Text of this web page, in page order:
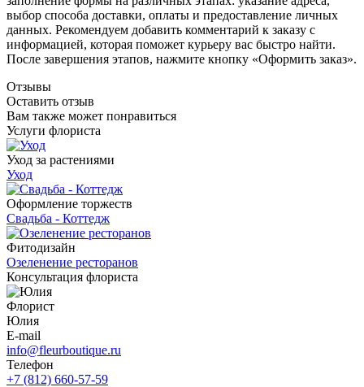
выбор способа доставки, оплаты и предоставление личных
данных. Рекомендуем добавить комментарий к заказу с
информацией, которая поможет курьеру вас быстро найти.
После завершения этапов, нажмите кнопку «Оформить заказ».
Отзывы
Оставить отзыв
Вам также может понравиться
Услуги флориста
Уход за растениями
Уход
Оформление торжеств
Свадьба - Коттедж
Фитодизайн
Озеленение ресторанов
Консультация флориста
Флорист
Юлия
E-mail
info@fleurboutique.ru
Телефон
+7 (812) 660-57-59